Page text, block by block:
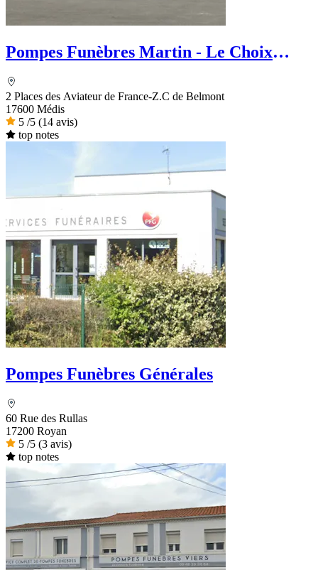
Pompes Funèbres Martin - Le Choix
2 Places des Aviateur de France-Z.C de Belmont
17600 Médis
5 /5 (14 avis)
top notes
Pompes Funèbres Générales
60 Rue des Rullas
17200 Royan
5 /5 (3 avis)
top notes